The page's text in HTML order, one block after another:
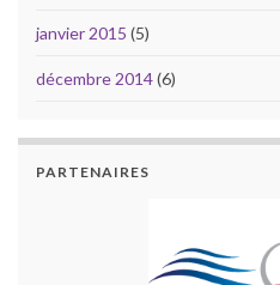
janvier 2015 (5)
décembre 2014(6)
PARTENAIRES